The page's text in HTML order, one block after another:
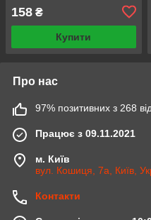
435 мл
158 ₴
Купити
Про нас
97% позитивних з 268
Працює з 09.11.2021
м. Київ
вул. Кошиця, 7а, Київ,
Контакти